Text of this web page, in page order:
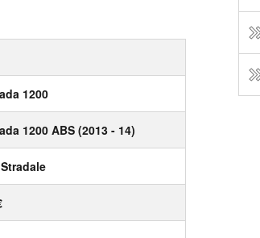
1200
1200 ABS (2013 - 14)